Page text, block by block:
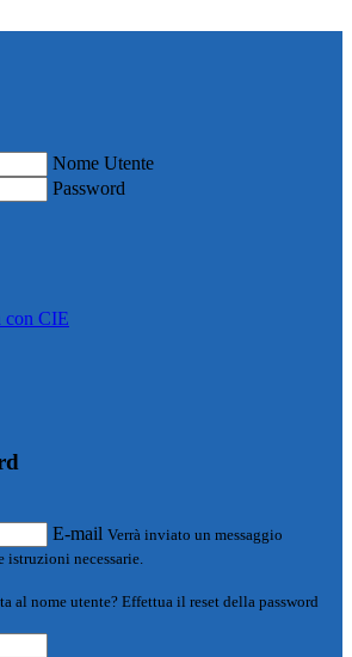
Nome Utente
Password
con CIE
E-mail Verrà inviato un messaggio
necessarie.
al nome utente? Effettua il reset della password